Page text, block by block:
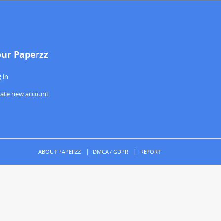
Paperzz
in
new account
ABOUT PAPERZZ DMCA / GDPR REPORT